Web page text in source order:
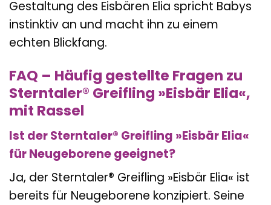
Gestaltung des Eisbären Elia spricht Babys
instinktiv an und macht ihn zu einem
echten Blickfang.
FAQ – Häufig gestellte Fragen zu
Sterntaler® Greifling »Eisbär Elia«,
mit Rassel
Ist der Sterntaler® Greifling »Eisbär Elia«
für Neugeborene geeignet?
Ja, der Sterntaler® Greifling »Eisbär Elia« ist
bereits für Neugeborene konzipiert. Seine